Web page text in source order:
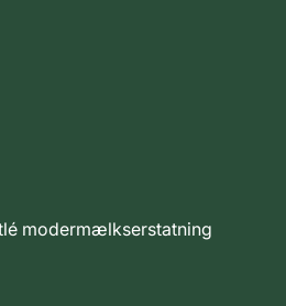
modermælkserstatning